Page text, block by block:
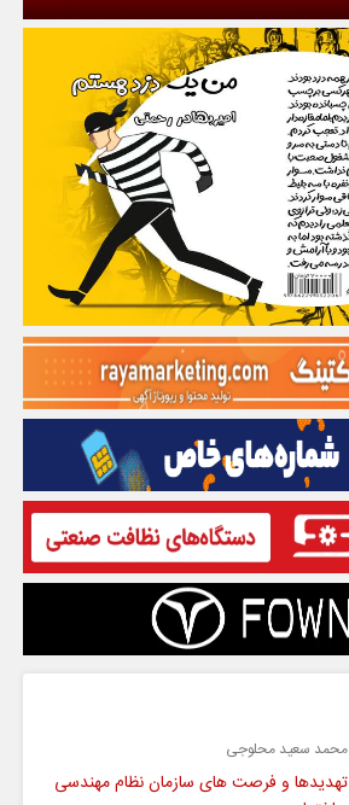
محمد سعید محلوجی
تهدیدها و فرصت های سازمان نظام مهندسی